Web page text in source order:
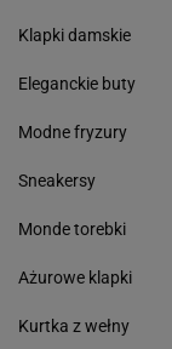
Klapki damskie
Eleganckie buty
Modne fryzury
Sneakersy
Monde torebki
Ażurowe klapki
Kurtka z wełny